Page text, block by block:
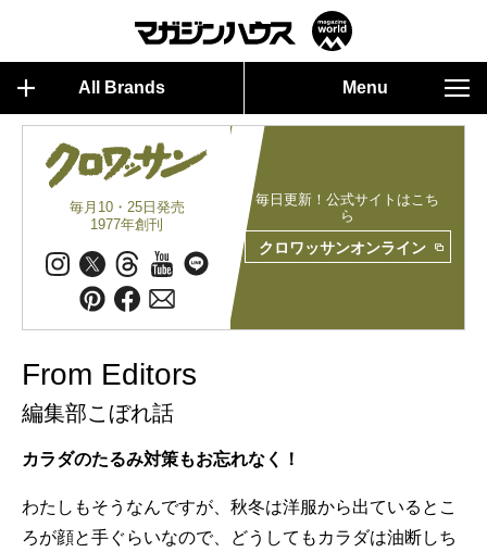
All Brands Menu
毎月10・25日発売
1977年創刊
毎日更新！公式サイトはこち
ら
クロワッサンオンライン
From Editors
編集部こぼれ話
カラダのたるみ対策もお忘れなく！
わたしもそうなんですが、秋冬は洋服から出ているとこ
ろが顔と手ぐらいなので、どうしてもカラダは油断しち